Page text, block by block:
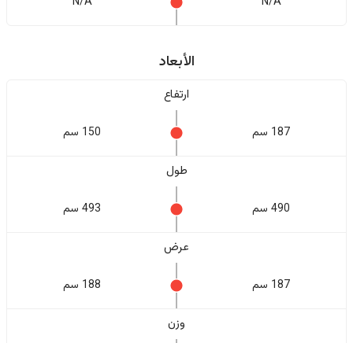
الأبعاد
ارتفاع
187 سم 150 سم
طول
490 سم 493 سم
عرض
187 سم 188 سم
وزن